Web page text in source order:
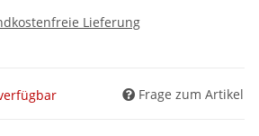
Lieferung
Frage zum Artikel